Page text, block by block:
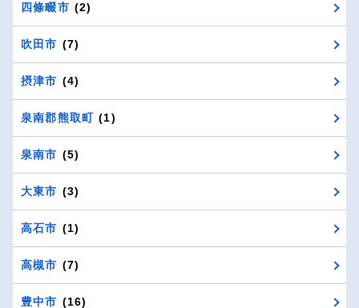
四條畷市 (2)
吹田市 (7)
摂津市 (4)
泉南郡熊取町 (1)
泉南市 (5)
大東市 (3)
高石市 (1)
高槻市 (7)
豊中市 (16)